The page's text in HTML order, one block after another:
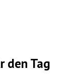
den Tag